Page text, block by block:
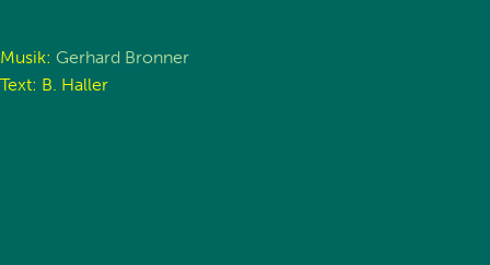
Musik: Gerhard Bronner
Text: B. Haller